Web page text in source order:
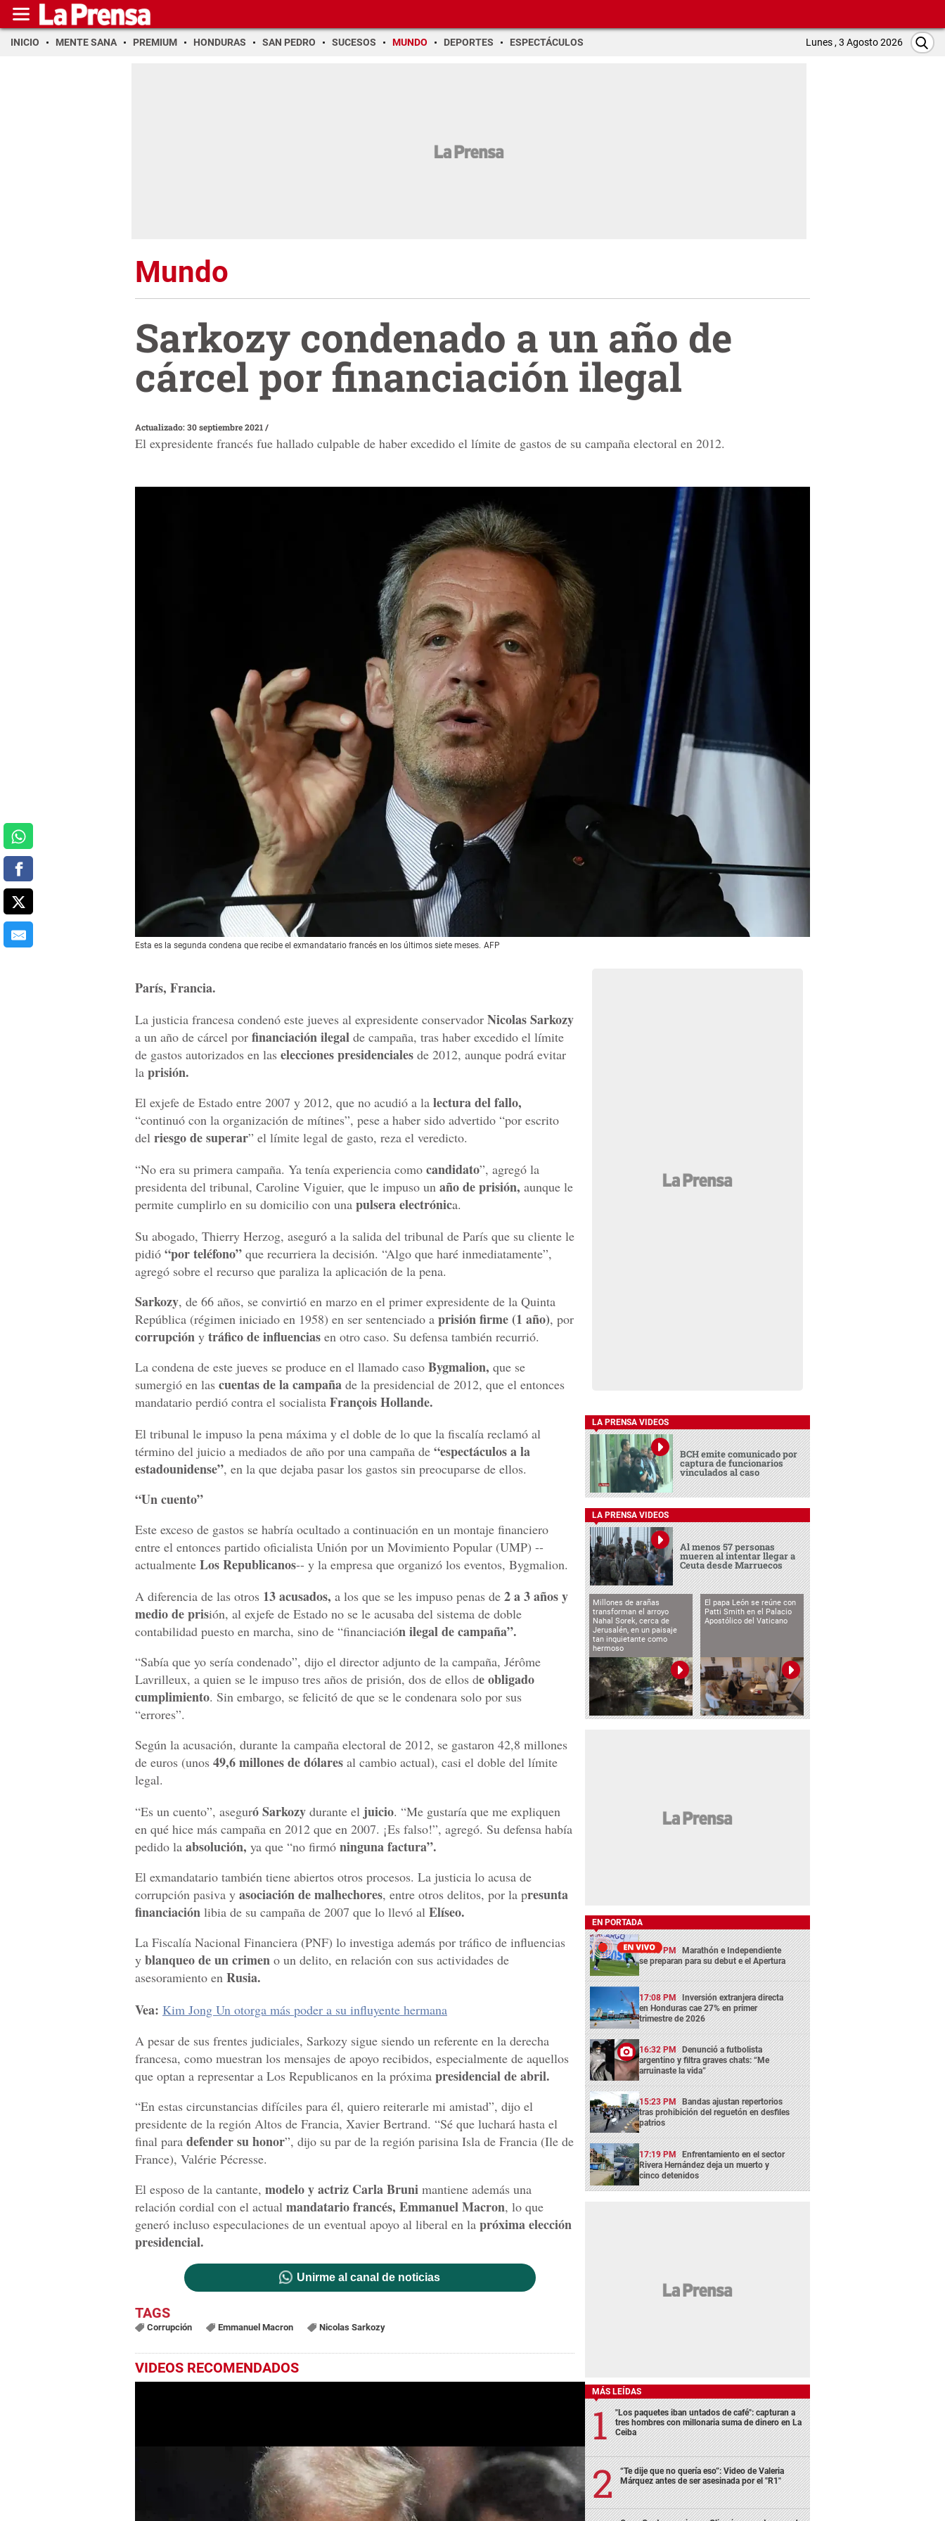
INICIO MENTE SANA PREMIUM HONDURAS SAN PEDRO SUCESOS MUNDO DEPORTES ESPECTÁCULOS Lunes , 3 Agosto 2026
Mundo
Sarkozy condenado a un año de
cárcel por financiación ilegal
Actualizado: 30 septiembre 2021 /
El expresidente francés fue hallado culpable de haber excedido el límite de gastos de su campaña electoral en 2012.
Esta es la segunda condena que recibe el exmandatario francés en los últimos siete meses. AFP
París, Francia.
La justicia francesa condenó este jueves al expresidente conservador Nicolas Sarkozy
a un año de cárcel por financiación ilegal de campaña, tras haber excedido el límite
de gastos autorizados en las elecciones presidenciales de 2012, aunque podrá evitar
la prisión.
El exjefe de Estado entre 2007 y 2012, que no acudió a la lectura del fallo,
“continuó con la organización de mítines”, pese a haber sido advertido “por escrito
del riesgo de superar” el límite legal de gasto, reza el veredicto.
“No era su primera campaña. Ya tenía experiencia como candidato”, agregó la
presidenta del tribunal, Caroline Viguier, que le impuso un año de prisión, aunque le
permite cumplirlo en su domicilio con una pulsera electrónica.
Su abogado, Thierry Herzog, aseguró a la salida del tribunal de París que su cliente le
pidió “por teléfono” que recurriera la decisión. “Algo que haré inmediatamente”,
agregó sobre el recurso que paraliza la aplicación de la pena.
Sarkozy, de 66 años, se convirtió en marzo en el primer expresidente de la Quinta
República (régimen iniciado en 1958) en ser sentenciado a prisión firme (1 año), por
corrupción y tráfico de influencias en otro caso. Su defensa también recurrió.
La condena de este jueves se produce en el llamado caso Bygmalion, que se
sumergió en las cuentas de la campaña de la presidencial de 2012, que el entonces
mandatario perdió contra el socialista François Hollande.
El tribunal le impuso la pena máxima y el doble de lo que la fiscalía reclamó al
término del juicio a mediados de año por una campaña de “espectáculos a la
estadounidense”, en la que dejaba pasar los gastos sin preocuparse de ellos.
“Un cuento”
Este exceso de gastos se habría ocultado a continuación en un montaje financiero
entre el entonces partido oficialista Unión por un Movimiento Popular (UMP) --
actualmente Los Republicanos-- y la empresa que organizó los eventos, Bygmalion.
A diferencia de las otros 13 acusados, a los que se les impuso penas de 2 a 3 años y
medio de prisión, al exjefe de Estado no se le acusaba del sistema de doble
contabilidad puesto en marcha, sino de “financiación ilegal de campaña”.
“Sabía que yo sería condenado”, dijo el director adjunto de la campaña, Jérôme
Lavrilleux, a quien se le impuso tres años de prisión, dos de ellos de obligado
cumplimiento. Sin embargo, se felicitó de que se le condenara solo por sus
“errores”.
Según la acusación, durante la campaña electoral de 2012, se gastaron 42,8 millones
de euros (unos 49,6 millones de dólares al cambio actual), casi el doble del límite
legal.
“Es un cuento”, aseguró Sarkozy durante el juicio. “Me gustaría que me expliquen
en qué hice más campaña en 2012 que en 2007. ¡Es falso!”, agregó. Su defensa había
pedido la absolución, ya que “no firmó ninguna factura”.
El exmandatario también tiene abiertos otros procesos. La justicia lo acusa de
corrupción pasiva y asociación de malhechores, entre otros delitos, por la presunta
financiación libia de su campaña de 2007 que lo llevó al Elíseo.
La Fiscalía Nacional Financiera (PNF) lo investiga además por tráfico de influencias
y blanqueo de un crimen o un delito, en relación con sus actividades de
asesoramiento en Rusia.
Vea: Kim Jong Un otorga más poder a su influyente hermana
A pesar de sus frentes judiciales, Sarkozy sigue siendo un referente en la derecha
francesa, como muestran los mensajes de apoyo recibidos, especialmente de aquellos
que optan a representar a Los Republicanos en la próxima presidencial de abril.
“En estas circunstancias difíciles para él, quiero reiterarle mi amistad”, dijo el
presidente de la región Altos de Francia, Xavier Bertrand. “Sé que luchará hasta el
final para defender su honor”, dijo su par de la región parisina Isla de Francia (Ile de
France), Valérie Pécresse.
El esposo de la cantante, modelo y actriz Carla Bruni mantiene además una
relación cordial con el actual mandatario francés, Emmanuel Macron, lo que
generó incluso especulaciones de un eventual apoyo al liberal en la próxima elección
presidencial.
Unirme al canal de noticias
Corrupción Emmanuel Macron Nicolas Sarkozy
VIDEOS RECOMENDADOS
LA PRENSA VIDEOS
BCH emite comunicado por
captura de funcionarios
vinculados al caso
LA PRENSA VIDEOS
Al menos 57 personas
mueren al intentar llegar a
Ceuta desde Marruecos
Millones de arañas
transforman el arroyo
Nahal Sorek, cerca de
Jerusalén, en un paisaje
tan inquietante como
hermoso
El papa León se reúne con
Patti Smith en el Palacio
Apostólico del Vaticano
EN PORTADA
14:43 PM Marathón e Independiente
se preparan para su debut e el Apertura
17:08 PM Inversión extranjera directa
en Honduras cae 27% en primer
trimestre de 2026
16:32 PM Denunció a futbolista
argentino y filtra graves chats: “Me
arruinaste la vida”
15:23 PM Bandas ajustan repertorios
tras prohibición del reguetón en desfiles
patrios
17:19 PM Enfrentamiento en el sector
Rivera Hernández deja un muerto y
cinco detenidos
MÁS LEÍDAS
"Los paquetes iban untados de café": capturan a
tres hombres con millonaria suma de dinero en La
Ceiba
“Te dije que no quería eso”: Video de Valeria
Márquez antes de ser asesinada por el "R1"